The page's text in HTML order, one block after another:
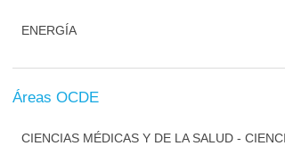
ENERGÍA
Áreas OCDE
CIENCIAS MÉDICAS Y DE LA SALUD -